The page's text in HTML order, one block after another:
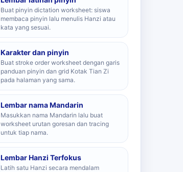
Buat pinyin dictation worksheet: siswa
membaca pinyin lalu menulis Hanzi atau
kata yang sesuai.
Karakter dan pinyin
Buat stroke order worksheet dengan garis
panduan pinyin dan grid Kotak Tian Zi
pada halaman yang sama.
Lembar nama Mandarin
Masukkan nama Mandarin lalu buat
worksheet urutan goresan dan tracing
untuk tiap nama.
Lembar Hanzi Terfokus
Latih satu Hanzi secara mendalam